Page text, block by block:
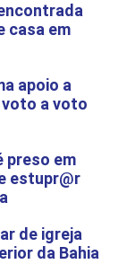
casa em
apoio a
voto a voto
preso em
estupr@r
de igreja
da Bahia